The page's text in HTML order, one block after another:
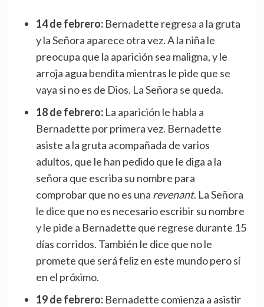
14 de febrero:Bernadette regresa a la gruta
y la Señora aparece otra vez. A la niña le
preocupa que la aparición sea maligna, y le
arroja agua bendita mientras le pide que se
vaya si no es de Dios. La Señora se queda.
18 de febrero: La aparición le habla a
Bernadette por primera vez. Bernadette
asiste a la gruta acompañada de varios
adultos, que le han pedido que le diga a la
señora que escriba su nombre para
comprobar que no es una revenant. La Señora
le dice que no es necesario escribir su nombre
y le pide a Bernadette que regrese durante 15
días corridos. También le dice que no le
promete que será feliz en este mundo pero sí
en el próximo.
19 de febrero:Bernadette comienza a asistir